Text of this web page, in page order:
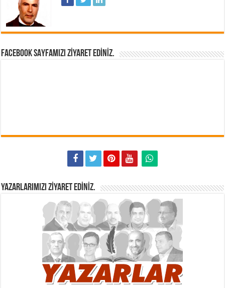
FACEBOOK SAYFAMIZI ZIYARET EDINIZ.
YAZARLARIMIZI ZIYARET EDINIZ.